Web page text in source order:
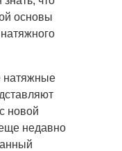
основы
натяжные
новой
недавно